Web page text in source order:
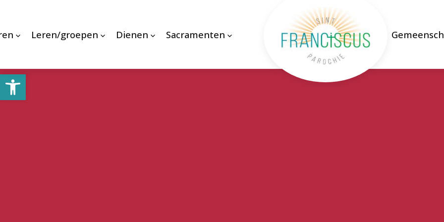
Toolbar openen
Leren/groepen Dienen Sacramenten